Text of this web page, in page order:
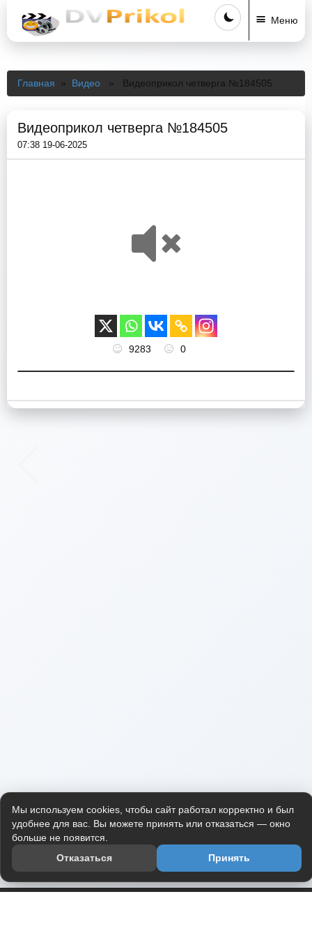
Меню
Главная » Видео » Видеоприкол четверга №184505
Видеоприкол четверга №184505
07:38 19-06-2025
9283 0
Мы используем cookies, чтобы сайт работал корректно и был
удобнее для вас. Вы можете принять или отказаться — окно
больше не появится.
Отказаться
Принять